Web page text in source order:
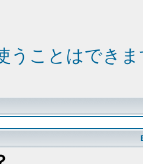
うことはでき